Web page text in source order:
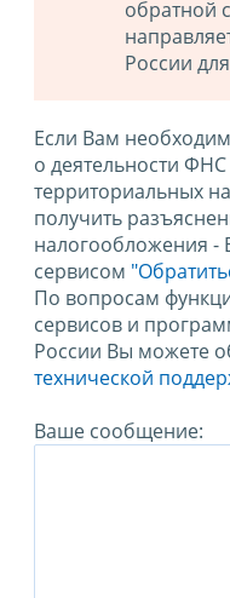
обратной
России
Если Вам
о деятельности
территориальных
получить
налогообложения -
сервисом
По вопросам
сервисов и
России Вы можете
технической
Ваше сообщение: